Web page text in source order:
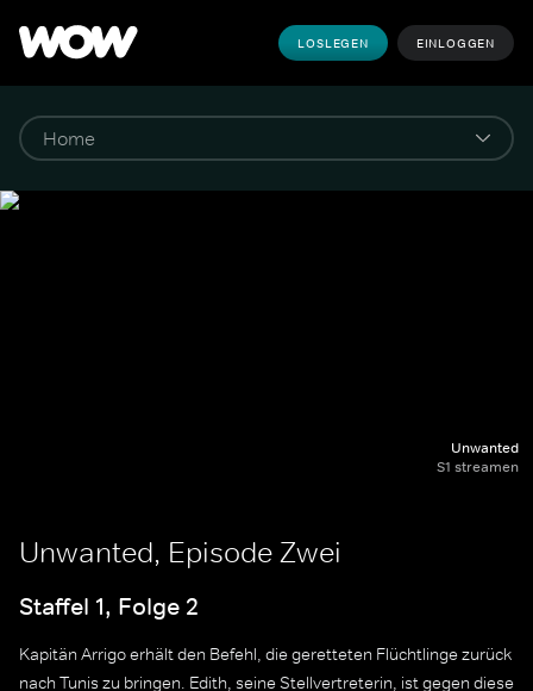
LOSLEGEN EINLOGGEN
Unwanted
S1 streamen
Unwanted, Episode Zwei
Staffel 1, Folge 2
Kapitän Arrigo erhält den Befehl, die geretteten Flüchtlinge zurück
nach Tunis zu bringen. Edith, seine Stellvertreterin, ist gegen diese